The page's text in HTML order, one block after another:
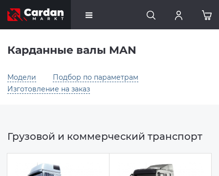
Карданные валы MAN
Модели
Подбор по параметрам
Изготовление на заказ
Грузовой и коммерческий транспорт